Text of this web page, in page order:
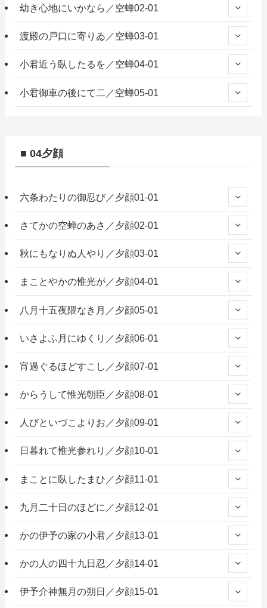
幼き心地にいかなら／空蝉02-01
渡殿の戸口に寄りゐ／空蝉03-01
小君近う臥したるを／空蝉04-01
小君御車の後にて二／空蝉05-01
■ 04夕顔
六条わたりの御忍び／夕顔01-01
さてかの空蝉のあさ／夕顔02-01
秋にもなりぬ人やり／夕顔03-01
まことやかの惟光が／夕顔04-01
八月十五夜隈なき月／夕顔05-01
いさよふ月にゆくり／夕顔06-01
宵過ぐるほどすこし／夕顔07-01
からうして惟光朝臣／夕顔08-01
人びといづこよりお／夕顔09-01
日暮れて惟光参れり／夕顔10-01
まことに臥したまひ／夕顔11-01
九月二十日のほどに／夕顔12-01
かの伊予の家の小君／夕顔13-01
かの人の四十九日忍／夕顔14-01
伊予介神無月の朔日／夕顔15-01